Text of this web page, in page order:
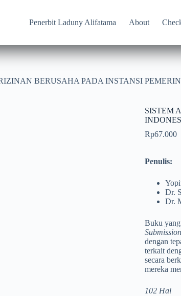
Penerbit Laduny Alifatama About
BERUSAHA PADA INSTANSI
SISTEM
Rp67.000
Penulis:
Dr.
Dr.
Buku
Submission
dengan
terkait
secara
mereka
102 Hal